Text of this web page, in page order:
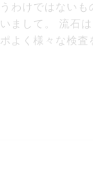
わけではないも
まして。 流石
よく様々な検査